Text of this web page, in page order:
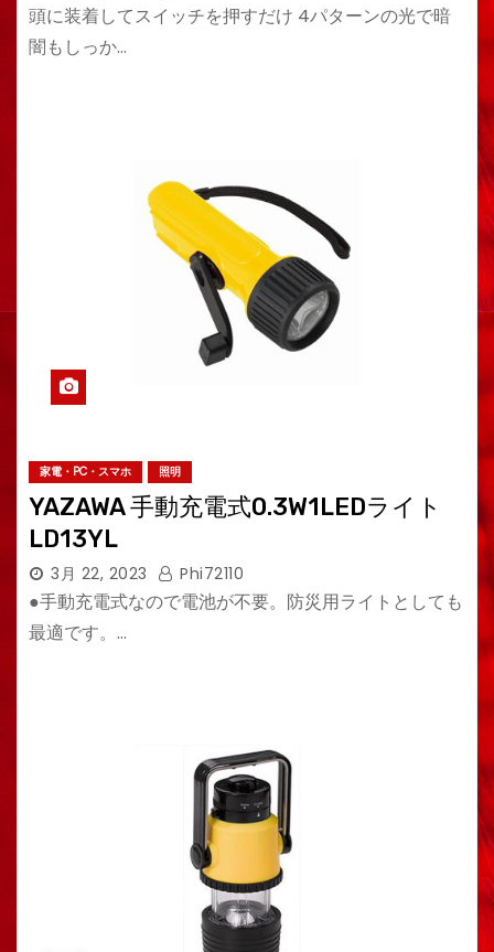
頭に装着してスイッチを押すだけ 4パターンの光で暗
闇もしっか…
家電・PC・スマホ 照明
YAZAWA 手動充電式0.3W1LEDライト
LD13YL
3月 22, 2023 Phi72110
●手動充電式なので電池が不要。防災用ライトとしても
最適です。…